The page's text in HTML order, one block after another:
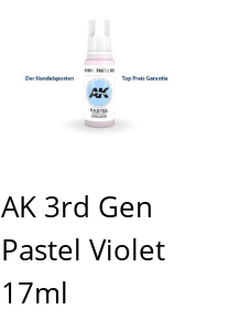
AK 3rd Gen
Pastel Violet
17ml